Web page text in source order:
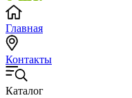
Главная
Контакты
Каталог